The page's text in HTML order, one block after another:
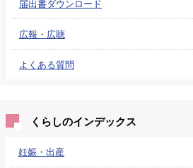
届出書ダウンロード
広報・広聴
よくある質問
くらしのインデックス
妊娠・出産